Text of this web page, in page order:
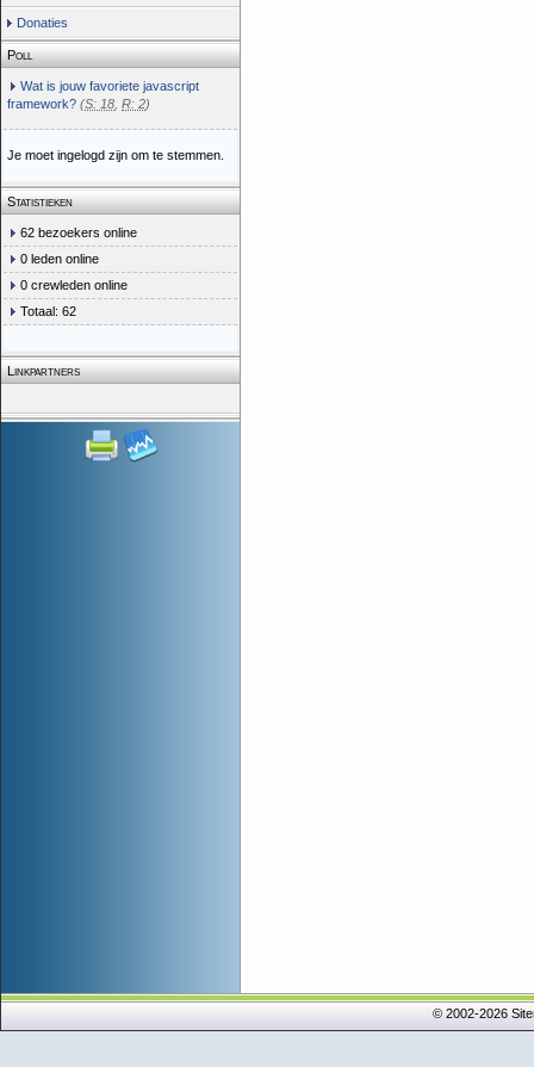
Donaties
Poll
Wat is jouw favoriete javascript
framework? (S: 18 R: 2)
Je moet ingelogd zijn om te stemmen.
Statistieken
62 bezoekers online
0 leden online
0 crewleden online
Totaal: 62
Linkpartners
© 2002-2026